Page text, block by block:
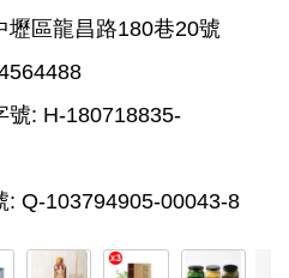
壢區龍昌路180巷20號
號: H-180718835-
: Q-103794905-00043-8